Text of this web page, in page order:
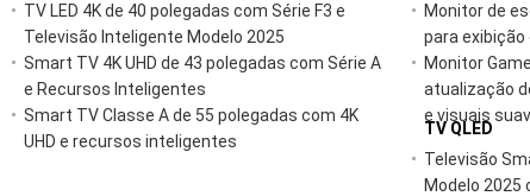
TV LED 4K de 40 polegadas com Série F3 e
Televisão Inteligente Modelo 2025
Smart TV 4K UHD de 43 polegadas com Série A
e Recursos Inteligentes
Smart TV Classe A de 55 polegadas com 4K
UHD e recursos inteligentes
Monitor de
para exibição
Monitor
atualização
e visuais
TV QLED
Televisão
Modelo 2025